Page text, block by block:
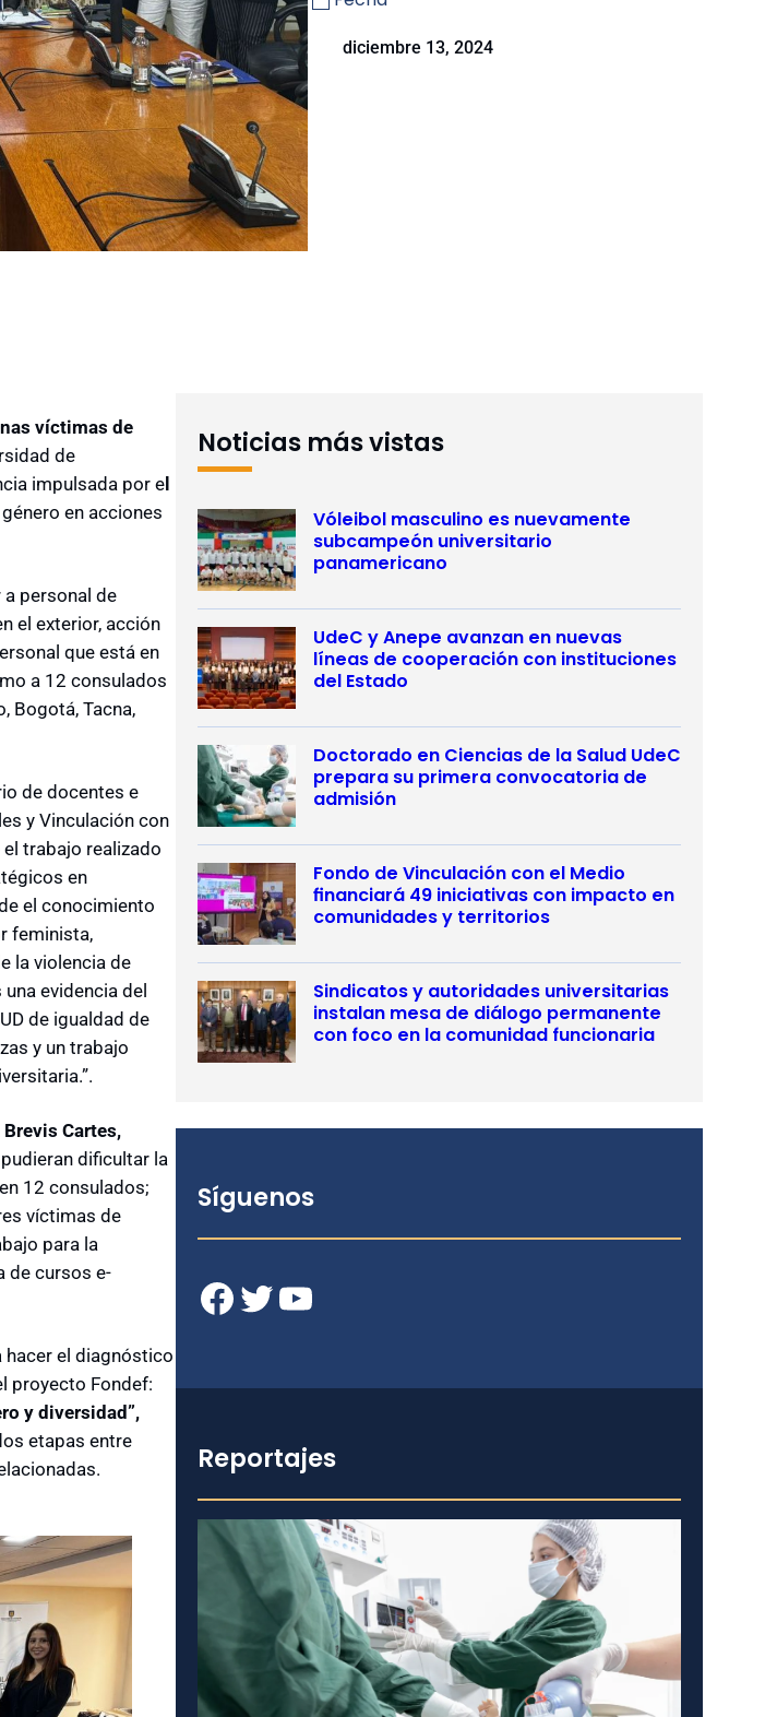
diciembre 13, 2024
víctimas de
de
impulsada por el
en acciones
personal de
el exterior, acción
que está en
a 12 consulados
Bogotá, Tacna,
de docentes e
y Vinculación con
el trabajo realizado
en
el conocimiento
feminista,
la violencia de
evidencia del
de igualdad de
y un trabajo
Cartes,
dificultar la
12 consulados;
víctimas de
para la
de cursos e-
hacer el diagnóstico
proyecto Fondef:
y diversidad”,
etapas entre
Noticias más vistas
Vóleibol masculino es nuevamente
subcampeón universitario
panamericano
UdeC y Anepe avanzan en nuevas
líneas de cooperación con instituciones
del Estado
Doctorado en Ciencias de la Salud UdeC
prepara su primera convocatoria de
admisión
Fondo de Vinculación con el Medio
financiará 49 iniciativas con impacto en
comunidades y territorios
Sindicatos y autoridades universitarias
instalan mesa de diálogo permanente
con foco en la comunidad funcionaria
Síguenos
Facebook Twitter YouTube
Reportajes